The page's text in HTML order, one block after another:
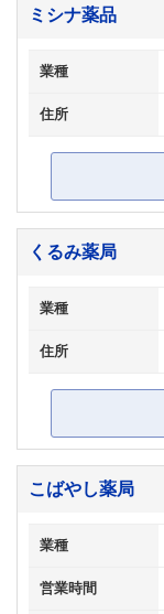
ミシナ薬品
業種
住所
くるみ薬局
業種
住所
こばやし薬局
業種
営業時間